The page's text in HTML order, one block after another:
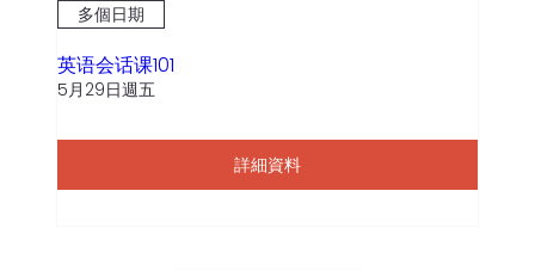
多個日期
英语会话课101
5月29日週五
詳細資料